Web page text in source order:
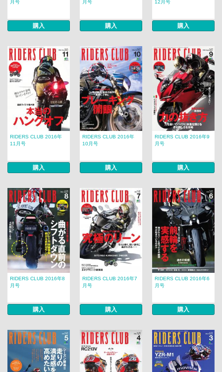
月号
購入
月号
購入
12月号
購入
RIDERS CLUB 2016年
11月号
購入
RIDERS CLUB 2016年
10月号
購入
RIDERS CLUB 2016年9
月号
購入
RIDERS CLUB 2016年8
月号
購入
RIDERS CLUB 2016年7
月号
購入
RIDERS CLUB 2016年6
月号
購入